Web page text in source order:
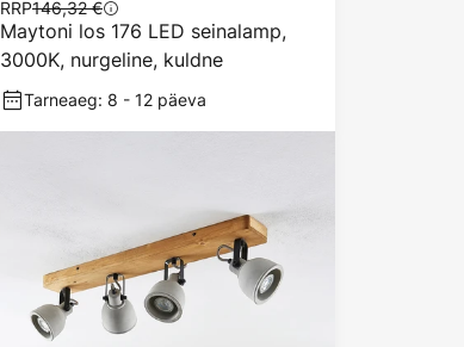
Maytoni los 176 LED seinalamp,
3000K, nurgeline, kuldne
RRP146,32 €
Tarneaeg: 8 - 12 päeva